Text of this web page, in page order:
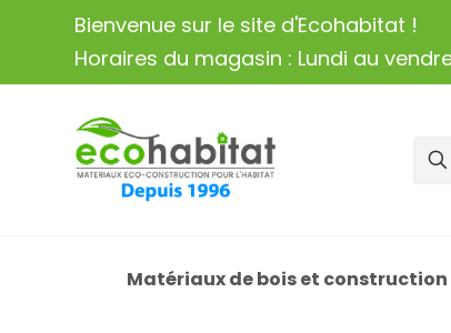
Bienvenue sur le site d'Ecohabitat !
Horaires du magasin : Lundi au
Matériaux de bois et construction